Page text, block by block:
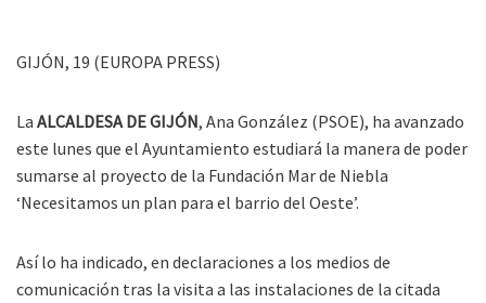
GIJÓN, 19 (EUROPA PRESS)
La ALCALDESA DE GIJÓN, Ana González (PSOE), ha avanzado
este lunes que el Ayuntamiento estudiará la manera de poder
sumarse al proyecto de la Fundación Mar de Niebla
‘Necesitamos un plan para el barrio del Oeste’.
Así lo ha indicado, en declaraciones a los medios de
comunicación tras la visita a las instalaciones de la citada